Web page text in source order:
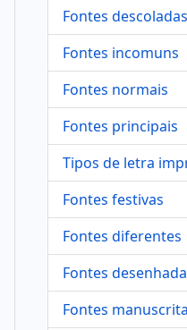
Fontes descoladas
Fontes incomuns
Fontes normais
Fontes principais
Tipos de letra
Fontes festivas
Fontes diferentes
Fontes
Fontes